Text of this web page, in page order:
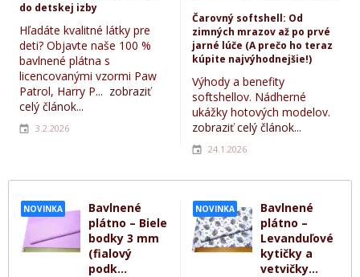
NOVINKA
Bavlnené
plátno – Biele
bodky 3 mm
(fialový
podk...
NOVINKA
Bavlnené
plátno –
Levanduľové
kytičky a
vetvičky...
do detskej izby
Hľadáte kvalitné látky pre
deti? Objavte naše 100 %
bavlnené plátna s
licencovanými vzormi Paw
Patrol, Harry P... zobraziť
celý článok...
3.2.2026
Čarovný softshell: Od
zimných mrazov až po prvé
jarné lúče (A prečo ho teraz
kúpite najvýhodnejšie!)
Výhody a benefity
softshellov. Nádherné
ukážky hotových modelov.
zobraziť celý článok...
24.1.2026